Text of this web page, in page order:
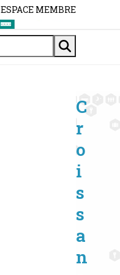
ESPACE MEMBRE
C
r
o
i
s
s
a
n